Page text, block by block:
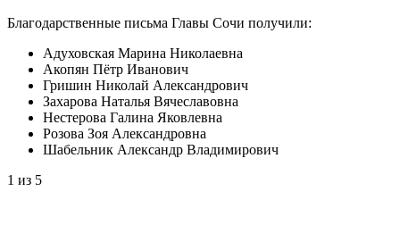
Благодарственные письма Главы Сочи получили:
Адуховская Марина Николаевна
Акопян Пётр Иванович
Гришин Николай Александрович
Захарова Наталья Вячеславовна
Нестерова Галина Яковлевна
Розова Зоя Александровна
Шабельник Александр Владимирович
1 из 5